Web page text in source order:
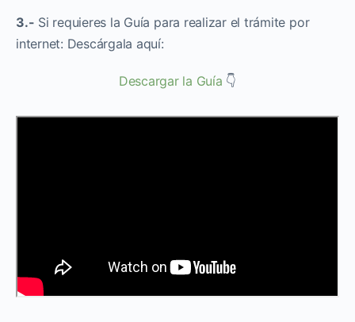
3.- Si requieres la Guía para realizar el trámite por
internet: Descárgala aquí:
Descargar la Guía 👇